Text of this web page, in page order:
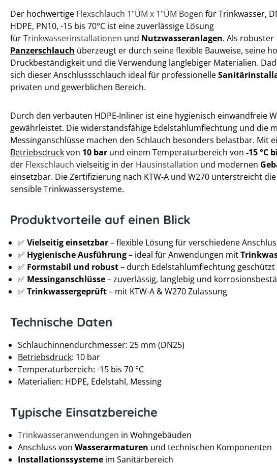
Der hochwertige Flexschlauch 1"ÜM x 1"ÜM Bogen für Trinkwasser,
HDPE, PN10, -15 bis 70°C ist eine zuverlässige Lösung
fürTrinkwasserinstallationen und Nutzwasseranlagen. Als robuster
Panzerschlauch überzeugt er durch seine flexible Bauweise, seine
Druckbeständigkeit und die Verwendung langlebiger Materialien.
sich dieser Anschlussschlauch ideal für professionelle
privaten und gewerblichen Bereich.
Durch den verbauten HDPE-Inliner ist eine hygienisch einwandfreie
gewährleistet. Die widerstandsfähige Edelstahlumflechtung und die
Messinganschlüsse machen den Schlauch besonders belastbar. Mit
Betriebsdruckvon 10 bar und einem Temperaturbereich von -15 °C
der Flexschlauch vielseitig in der Hausinstallation und modernen
einsetzbar. Die Zertifizierung nach KTW-A und W270 unterstreicht
sensible Trinkwassersysteme.
Produktvorteile auf einen Blick
✅ Vielseitig einsetzbar– flexible Lösung für verschiedene
✅ Hygienische Ausführung– ideal für Anwendungen mit
✅ Formstabil und robust– durch Edelstahlumflechtung geschützt
✅ Messinganschlüsse– zuverlässig, langlebig und
✅ Trinkwassergeprüft– mit KTW-A & W270 Zulassung
Technische Daten
Schlauchinnendurchmesser: 25 mm (DN25)
Betriebsdruck: 10 bar
Temperaturbereich: -15 bis 70 °C
Materialien: HDPE, Edelstahl, Messing
Typische Einsatzbereiche
Trinkwasseranwendungen in Wohngebäuden
Anschluss von Wasserarmaturen und technischen Komponenten
Installationssysteme im Sanitärbereich